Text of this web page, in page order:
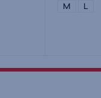
M L